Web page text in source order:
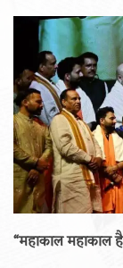
“महाकाल महाकाल